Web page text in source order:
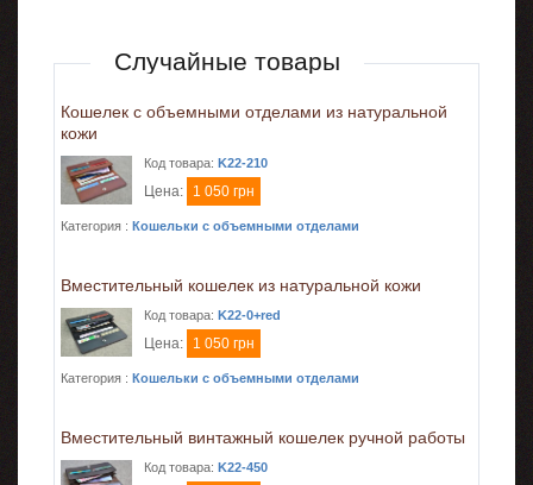
Случайные товары
Кошелек с объемными отделами из натуральной
кожи
Код товара: K22-210
Цена: 1 050 грн
Категория : Кошельки с объемными отделами
Вместительный кошелек из натуральной кожи
Код товара: K22-0+red
Цена: 1 050 грн
Категория : Кошельки с объемными отделами
Вместительный винтажный кошелек ручной работы
Код товара: K22-450